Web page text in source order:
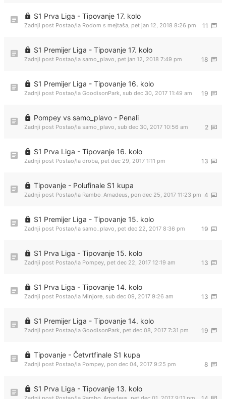
S1 Prva Liga - Tipovanje 17. kolo
11
Zadnji post Postao/la Rodom s mejtaša, pet jan 12, 2018 8:26 pm
S1 Premijer Liga - Tipovanje 17. kolo
18
Zadnji post Postao/la samo_plavo, pet jan 12, 2018 7:49 pm
S1 Premijer Liga - Tipovanje 16. kolo
19
Zadnji post Postao/la GoodisonPark, sub dec 30, 2017 11:49 am
Pompey vs samo_plavo - Penali
2
Zadnji post Postao/la samo_plavo, sub dec 30, 2017 10:56 am
S1 Prva Liga - Tipovanje 16. kolo
13
Zadnji post Postao/la droba, pet dec 29, 2017 1:11 pm
Tipovanje - Polufinale S1 kupa
4
Zadnji post Postao/la Rambo_Amadeus, pon dec 25, 2017 11:23 pm
S1 Premijer Liga - Tipovanje 15. kolo
19
Zadnji post Postao/la samo_plavo, pet dec 22, 2017 8:36 pm
S1 Prva Liga - Tipovanje 15. kolo
13
Zadnji post Postao/la Pompey, pet dec 22, 2017 12:19 am
S1 Prva Liga - Tipovanje 14. kolo
13
Zadnji post Postao/la Minjore, sub dec 09, 2017 9:26 am
S1 Premijer Liga - Tipovanje 14. kolo
19
Zadnji post Postao/la GoodisonPark, pet dec 08, 2017 7:31 pm
Tipovanje - Četvrtfinale S1 kupa
8
Zadnji post Postao/la Pompey, pon dec 04, 2017 9:25 pm
S1 Prva Liga - Tipovanje 13. kolo